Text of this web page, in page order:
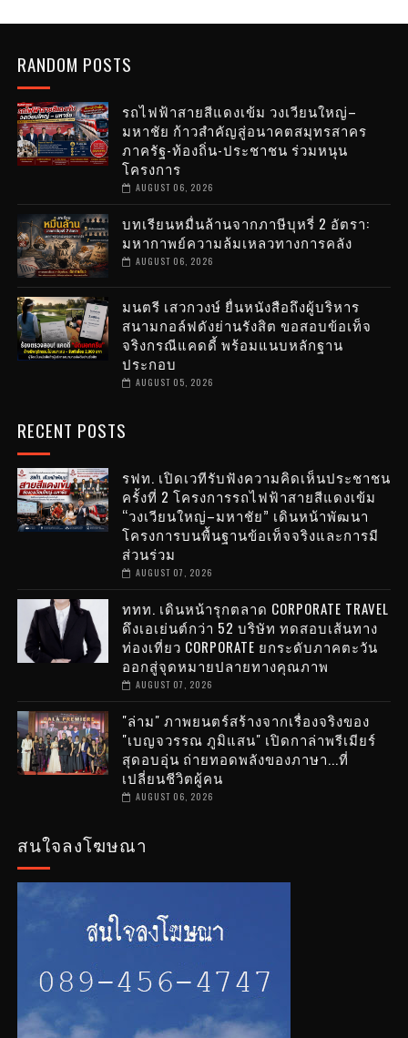
RANDOM POSTS
รถไฟฟ้าสายสีแดงเข้ม วงเวียนใหญ่–
มหาชัย ก้าวสำคัญสู่อนาคตสมุทรสาคร
ภาครัฐ-ท้องถิ่น-ประชาชน ร่วมหนุน
โครงการ
AUGUST 06, 2026
บทเรียนหมื่นล้านจากภาษีบุหรี่ 2 อัตรา:
มหากาพย์ความล้มเหลวทางการคลัง
AUGUST 06, 2026
มนตรี เสวกวงษ์ ยื่นหนังสือถึงผู้บริหาร
สนามกอล์ฟดังย่านรังสิต ขอสอบข้อเท็จ
จริงกรณีแคดดี้ พร้อมแนบหลักฐาน
ประกอบ
AUGUST 05, 2026
RECENT POSTS
รฟท. เปิดเวทีรับฟังความคิดเห็นประชาชน
ครั้งที่ 2 โครงการรถไฟฟ้าสายสีแดงเข้ม
“วงเวียนใหญ่–มหาชัย” เดินหน้าพัฒนา
โครงการบนพื้นฐานข้อเท็จจริงและการมี
ส่วนร่วม
AUGUST 07, 2026
ททท. เดินหน้ารุกตลาด CORPORATE TRAVEL
ดึงเอเย่นต์กว่า 52 บริษัท ทดสอบเส้นทาง
ท่องเที่ยว CORPORATE ยกระดับภาคตะวัน
ออกสู่จุดหมายปลายทางคุณภาพ
AUGUST 07, 2026
"ล่าม" ภาพยนตร์สร้างจากเรื่องจริงของ
"เบญจวรรณ ภูมิแสน" เปิดกาล่าพรีเมียร์
สุดอบอุ่น ถ่ายทอดพลังของภาษา...ที่
เปลี่ยนชีวิตผู้คน
AUGUST 06, 2026
สนใจลงโฆษณา